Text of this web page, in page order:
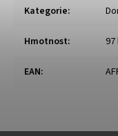
Kategorie:
Hmotnost: 97
EAN: